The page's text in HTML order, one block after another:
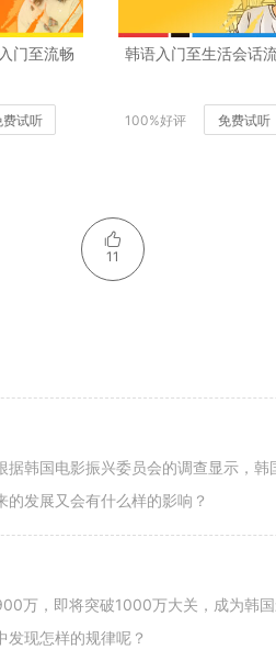
门至流畅
费试听
韩语入门至生活会话
100%好评 免费试听
11
韩国电影振兴委员会的调查显示，
发展又会有什么样的影响？
万，即将突破1000万大关，成为韩
现怎样的规律呢？